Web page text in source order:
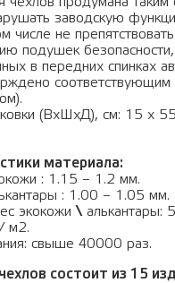
заводскую
числе не препятствовать
подушек безопасности,
в передних спинках
соответствующим
(ВхШхД), см: 15 x
материала:
: 1.15 – 1.2 мм.
: 1.00 – 1.05 мм.
экокожи \алькантары:
м2.
свыше 40000 раз.
состоит из 15